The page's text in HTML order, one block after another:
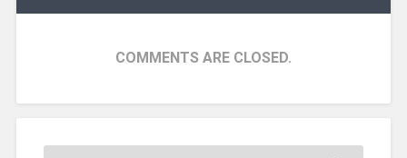
COMMENTS ARE CLOSED.